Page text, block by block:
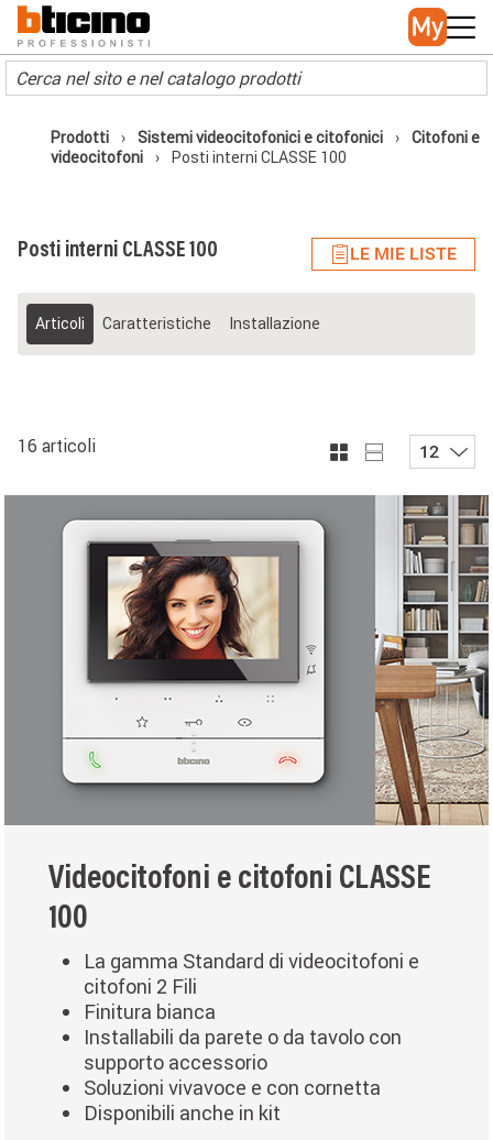
Skip to main content
Main navigation
Prodotti Sistemi videocitofonici e citofonici
Citofoni e
videocitofoni
Posti interni CLASSE 100
Posti interni CLASSE 100 LE MIE LISTE
Articoli Caratteristiche Installazione
16 articoli 12
Videocitofoni e citofoni CLASSE
100
La gamma Standard di videocitofoni e
citofoni 2 Fili
Finitura bianca
Installabili da parete o da tavolo con
supporto accessorio
Soluzioni vivavoce e con cornetta
Disponibili anche in kit